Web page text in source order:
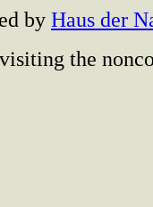
by Haus der
the